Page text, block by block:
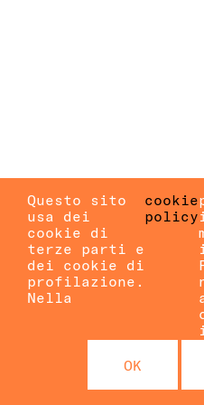
Questo sito
usa dei
cookie di
terze parti e
dei cookie di
profilazione.
Nella
cookie
policy
OK